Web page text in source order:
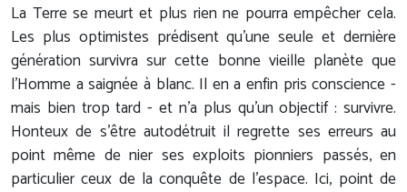
La Terre se meurt et plus rien ne pourra empêcher cela.
Les plus optimistes prédisent qu'une seule et dernière
génération survivra sur cette bonne vieille planète que
l'Homme a saignée à blanc. Il en a enfin pris conscience -
mais bien trop tard - et n'a plus qu'un objectif : survivre.
Honteux de s'être autodétruit il regrette ses erreurs au
point même de nier ses exploits pionniers passés, en
particulier ceux de la conquête de l'espace. Ici, point de